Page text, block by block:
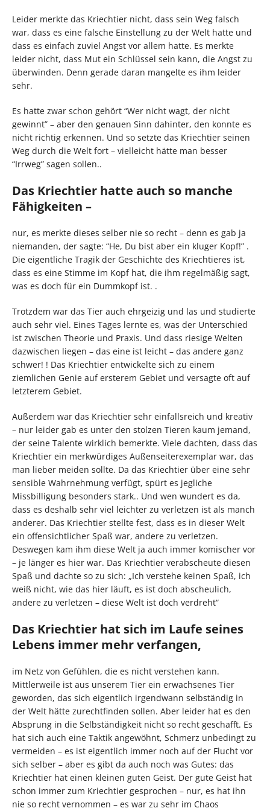
Leider merkte das Kriechtier nicht, dass sein Weg falsch
war, dass es eine falsche Einstellung zu der Welt hatte und
dass es einfach zuviel Angst vor allem hatte. Es merkte
leider nicht, dass Mut ein Schlüssel sein kann, die Angst zu
überwinden. Denn gerade daran mangelte es ihm leider
sehr.
Es hatte zwar schon gehört “Wer nicht wagt, der nicht
gewinnt” – aber den genauen Sinn dahinter, den konnte es
nicht richtig erkennen. Und so setzte das Kriechtier seinen
Weg durch die Welt fort – vielleicht hätte man besser
“Irrweg” sagen sollen..
Das Kriechtier hatte auch so manche
Fähigkeiten –
nur, es merkte dieses selber nie so recht – denn es gab ja
niemanden, der sagte: “He, Du bist aber ein kluger Kopf!” .
Die eigentliche Tragik der Geschichte des Kriechtieres ist,
dass es eine Stimme im Kopf hat, die ihm regelmäßig sagt,
was es doch für ein Dummkopf ist. .
Trotzdem war das Tier auch ehrgeizig und las und studierte
auch sehr viel. Eines Tages lernte es, was der Unterschied
ist zwischen Theorie und Praxis. Und dass riesige Welten
dazwischen liegen – das eine ist leicht – das andere ganz
schwer! ! Das Kriechtier entwickelte sich zu einem
ziemlichen Genie auf ersterem Gebiet und versagte oft auf
letzterem Gebiet.
Außerdem war das Kriechtier sehr einfallsreich und kreativ
– nur leider gab es unter den stolzen Tieren kaum jemand,
der seine Talente wirklich bemerkte. Viele dachten, dass das
Kriechtier ein merkwürdiges Außenseiterexemplar war, das
man lieber meiden sollte. Da das Kriechtier über eine sehr
sensible Wahrnehmung verfügt, spürt es jegliche
Missbilligung besonders stark.. Und wen wundert es da,
dass es deshalb sehr viel leichter zu verletzen ist als manch
anderer. Das Kriechtier stellte fest, dass es in dieser Welt
ein offensichtlicher Spaß war, andere zu verletzen.
Deswegen kam ihm diese Welt ja auch immer komischer vor
– je länger es hier war. Das Kriechtier verabscheute diesen
Spaß und dachte so zu sich: „Ich verstehe keinen Spaß, ich
weiß nicht, wie das hier läuft, es ist doch abscheulich,
andere zu verletzen – diese Welt ist doch verdreht“
Das Kriechtier hat sich im Laufe seines
Lebens immer mehr verfangen,
im Netz von Gefühlen, die es nicht verstehen kann.
Mittlerweile ist aus unserem Tier ein erwachsenes Tier
geworden, das sich eigentlich irgendwann selbständig in
der Welt hätte zurechtfinden sollen. Aber leider hat es den
Absprung in die Selbständigkeit nicht so recht geschafft. Es
hat sich auch eine Taktik angewöhnt, Schmerz unbedingt zu
vermeiden – es ist eigentlich immer noch auf der Flucht vor
sich selber – aber es gibt da auch noch was Gutes: das
Kriechtier hat einen kleinen guten Geist. Der gute Geist hat
schon immer zum Kriechtier gesprochen – nur, es hat ihn
nie so recht vernommen – es war zu sehr im Chaos